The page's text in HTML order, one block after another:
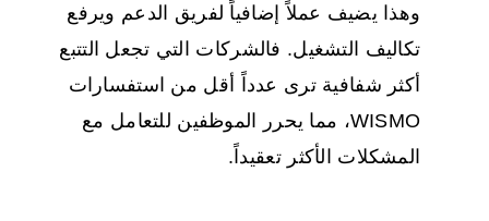
وهذا يضيف عملاً إضافياً لفريق الدعم ويرفع
تكاليف التشغيل. فالشركات التي تجعل التتبع
أكثر شفافية ترى عدداً أقل من استفسارات
WISMO، مما يحرر الموظفين للتعامل مع
المشكلات الأكثر تعقيداً.